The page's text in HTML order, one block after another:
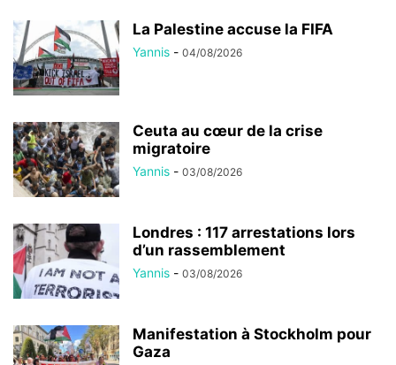
La Palestine accuse la FIFA
Yannis - 04/08/2026
Ceuta au cœur de la crise
migratoire
Yannis - 03/08/2026
Londres : 117 arrestations lors
d’un rassemblement
Yannis - 03/08/2026
Manifestation à Stockholm pour
Gaza